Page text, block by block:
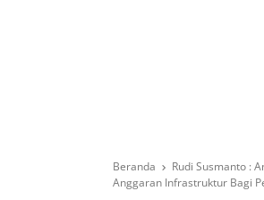
Beranda Rudi Susmanto :
Anggaran Infrastruktur Bagi